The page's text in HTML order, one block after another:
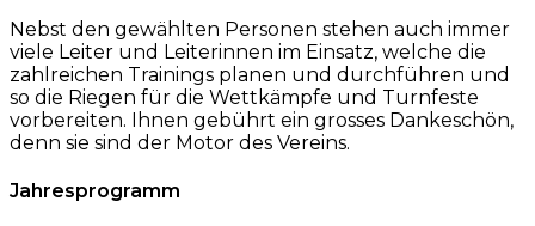
Nebst den gewählten Personen stehen auch immer
viele Leiter und Leiterinnen im Einsatz, welche die
zahlreichen Trainings planen und durchführen und
so die Riegen für die Wettkämpfe und Turnfeste
vorbereiten. Ihnen gebührt ein grosses Dankeschön,
denn sie sind der Motor des Vereins.
Jahresprogramm